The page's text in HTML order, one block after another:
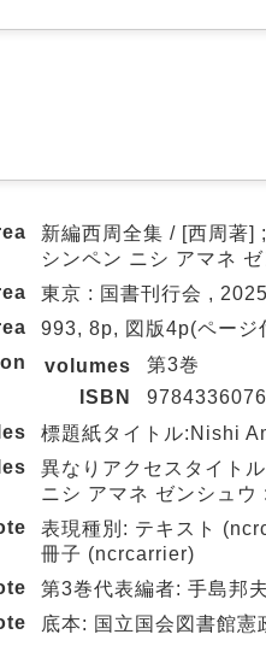
新編西周全集 / [西周著]
シンペン ニシ アマネ
東京 : 国書刊行会 ,
993, 8p, 図版4p(ページ
volumes
第3巻
ISBN
標題紙タイトル:Nishi
異なりアクセスタイト
ニシ アマネ ゼンシュウ
表現種別: テキスト
冊子 (ncrcarrier)
第3巻代表編者: 手島邦
底本: 国立国会図書館